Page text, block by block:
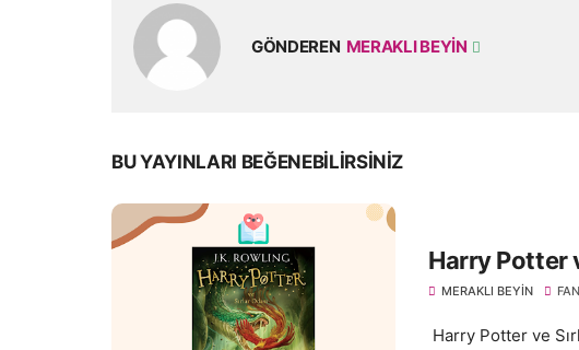
GÖNDEREN MERAKLI BEYIN
BU YAYINLARI BEĞENEBILIRSINIZ
Harry Potter
MERAKLI BEYIN
Harry Potter ve